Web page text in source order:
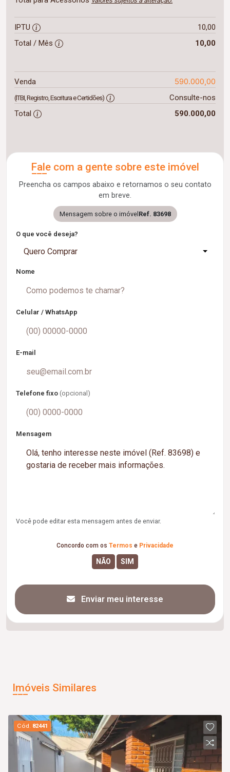
IPTU
10,00
Total / Mês
10,00
Venda 590.000,00
(ITBI, Registro, Escritura e Certidões)
Consulte-nos
Total
590.000,00
Fale com a gente sobre este imóvel
Preencha os campos abaixo e retornamos o seu contato
em breve.
Mensagem sobre o imóvel Ref. 83698
O que você deseja?
Quero Comprar
Nome
Celular / WhatsApp
E-mail
Telefone fixo (opcional)
Mensagem
Você pode editar esta mensagem antes de enviar.
Concordo com os Termos e Privacidade
Enviar meu interesse
Imóveis Similares
Cód. 82441